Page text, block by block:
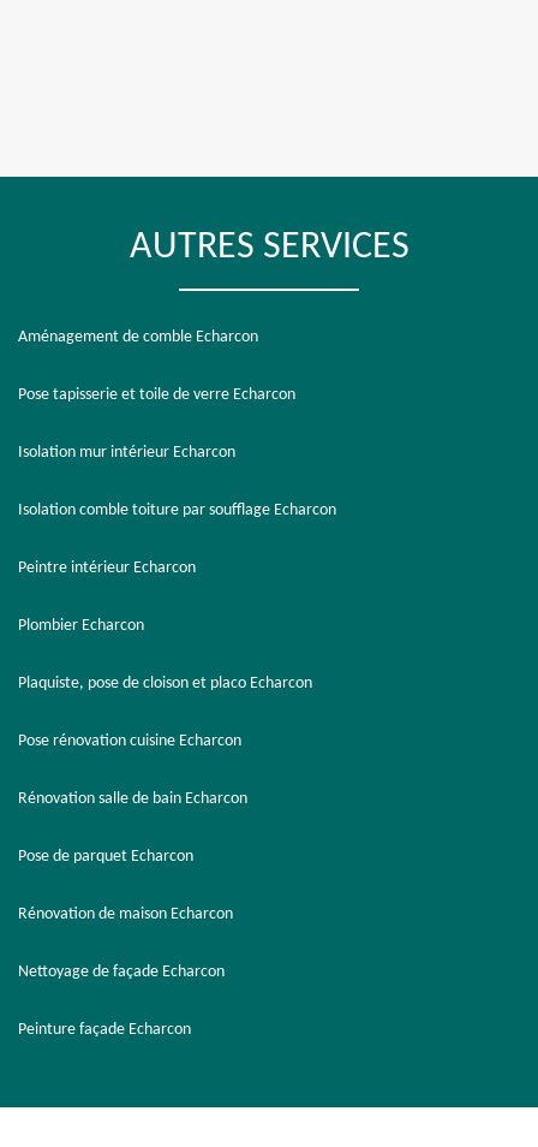
AUTRES SERVICES
Aménagement de comble Echarcon
Pose tapisserie et toile de verre Echarcon
Isolation mur intérieur Echarcon
Isolation comble toiture par soufflage Echarcon
Peintre intérieur Echarcon
Plombier Echarcon
Plaquiste, pose de cloison et placo Echarcon
Pose rénovation cuisine Echarcon
Rénovation salle de bain Echarcon
Pose de parquet Echarcon
Rénovation de maison Echarcon
Nettoyage de façade Echarcon
Peinture façade Echarcon